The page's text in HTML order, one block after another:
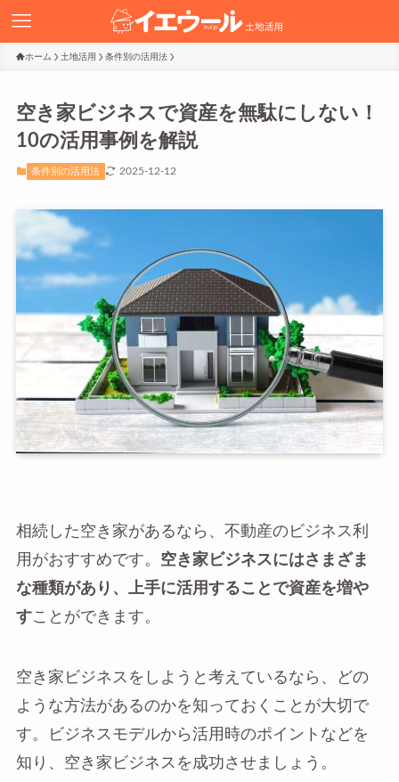
ホーム 土地活用 条件別の活用法
空き家ビジネスで資産を無駄にしない！
10の活用事例を解説
条件別の活用法 2025-12-12
相続した空き家があるなら、不動産のビジネス利
用がおすすめです。 空き家ビジネスにはさまざま
な種類があり、上手に活用することで資産を増や
すことができます。
空き家ビジネスをしようと考えているなら、どの
ような方法があるのかを知っておくことが大切で
す。ビジネスモデルから活用時のポイントなどを
知り、空き家ビジネスを成功させましょう。